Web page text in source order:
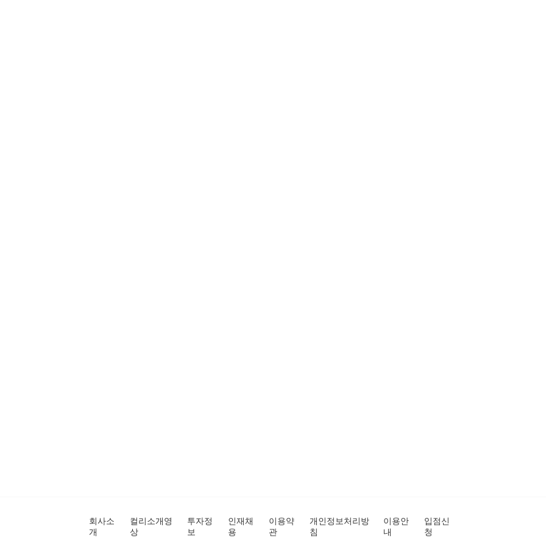
회사소
개
컬리소개영
상
투자정
보
인재채
용
이용약
관
개인정보처리방
침
이용안
내
입점신
청